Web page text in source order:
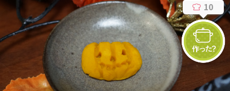
10